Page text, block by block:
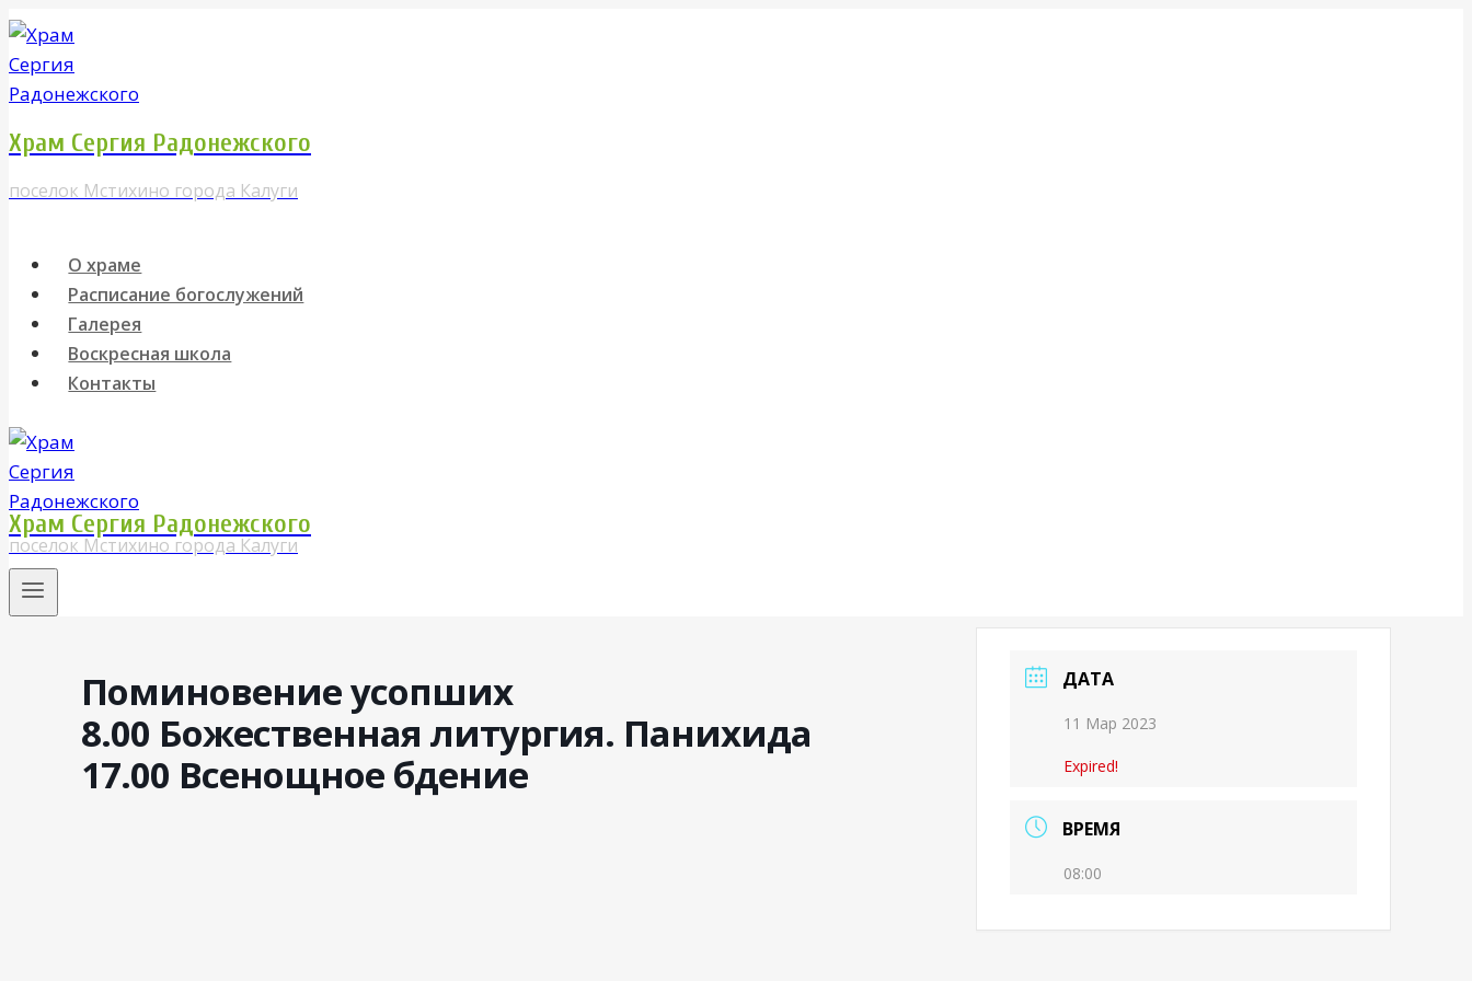
Перейти
к
содержимому
Храм Сергия Радонежского
поселок Мстихино города Калуги
О храме
Расписание богослужений
Галерея
Воскресная школа
Контакты
Храм Сергия Радонежского
поселок Мстихино города Калуги
Поминовение усопших
8.00 Божественная литургия. Панихида
17.00 Всенощное бдение
ДАТА
11 Мар 2023
Expired!
ВРЕМЯ
08:00